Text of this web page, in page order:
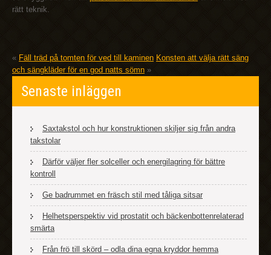
rätt teknik.
« Fäll träd på tomten för ved till kaminen Konsten att välja rätt säng
och sängkläder för en god natts sömn »
Senaste inläggen
Saxtakstol och hur konstruktionen skiljer sig från andra
takstolar
Därför väljer fler solceller och energilagring för bättre
kontroll
Ge badrummet en fräsch stil med tåliga sitsar
Helhetsperspektiv vid prostatit och bäckenbottenrelaterad
smärta
Från frö till skörd – odla dina egna kryddor hemma